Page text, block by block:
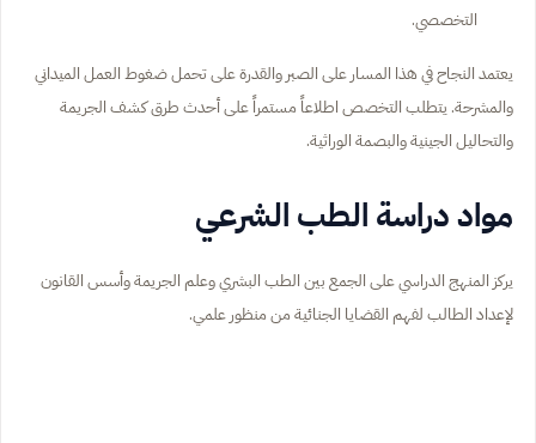
التخصصي.
يعتمد النجاح في هذا المسار على الصبر والقدرة على تحمل ضغوط العمل الميداني
والمشرحة. يتطلب التخصص اطلاعاً مستمراً على أحدث طرق كشف الجريمة
والتحاليل الجينية والبصمة الوراثية.
مواد دراسة الطب الشرعي
يركز المنهج الدراسي على الجمع بين الطب البشري وعلم الجريمة وأسس القانون
لإعداد الطالب لفهم القضايا الجنائية من منظور علمي.